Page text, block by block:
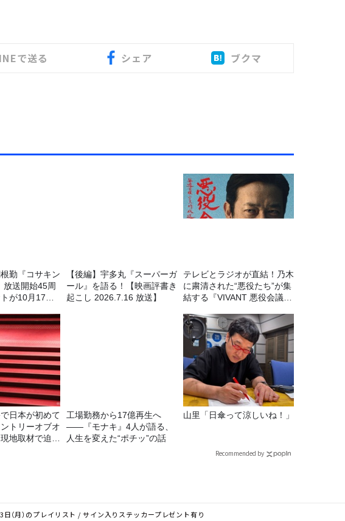
で送る シェア ブクマ
勤『コサキン
放送開始45周
が10月17日
タート！
【後編】宇多丸『スーパーガ
ール』を語る！【映画評書き
起こし 2026.7.16 放送】
テレビとラジオが直結！乃木
に粛清された“悪役たち”が集
結する『VIVANT 悪役会議
日本が初めて
トリーオブオ
地取材で迫る
工場勤務から17億再生へ
——『モナキ』4人が語る、
人生を変えた“ポチッ”の話
山里「日傘って涼しいね！」
Recommended by
日（月）のプレイリスト / サイン入りステッカープレゼント有り